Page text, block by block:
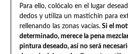
Para ello, colócalo en el lugar
dedos y utiliza un mastichin para
rellenando las zonas vacías.Si el
determinado, merece la pena
pintura deseado, así no será